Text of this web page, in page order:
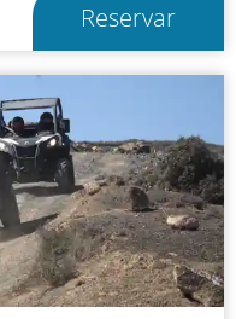
Reservar